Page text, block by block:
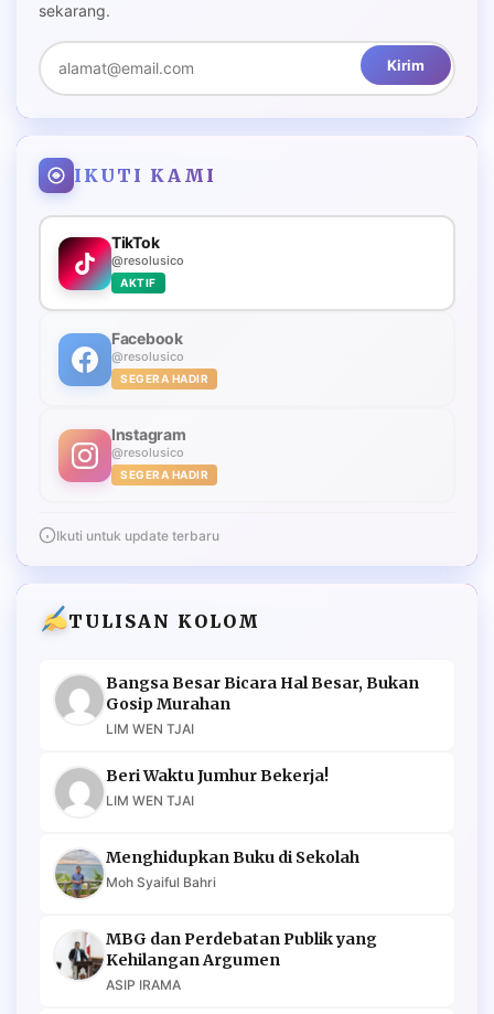
sekarang.
Kirim
IKUTI KAMI
TikTok
@resolusico
AKTIF
Facebook
@resolusico
SEGERA HADIR
Instagram
@resolusico
SEGERA HADIR
Ikuti untuk update terbaru
TULISAN KOLOM
Bangsa Besar Bicara Hal Besar, Bukan
Gosip Murahan
LIM WEN TJAI
Beri Waktu Jumhur Bekerja!
LIM WEN TJAI
Menghidupkan Buku di Sekolah
Moh Syaiful Bahri
MBG dan Perdebatan Publik yang
Kehilangan Argumen
ASIP IRAMA